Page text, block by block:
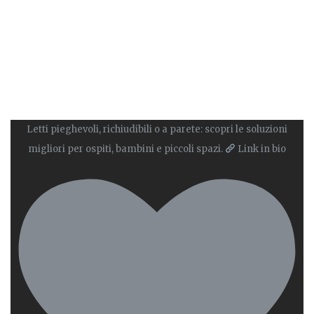
Letti pieghevoli, richiudibili o a parete: scopri le soluzioni
migliori per ospiti, bambini e piccoli spazi.
Link in bio